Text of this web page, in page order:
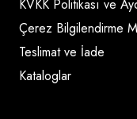
KVKK Politikası ve
Çerez Bilgilendirme
Teslimat ve İade
Kataloglar